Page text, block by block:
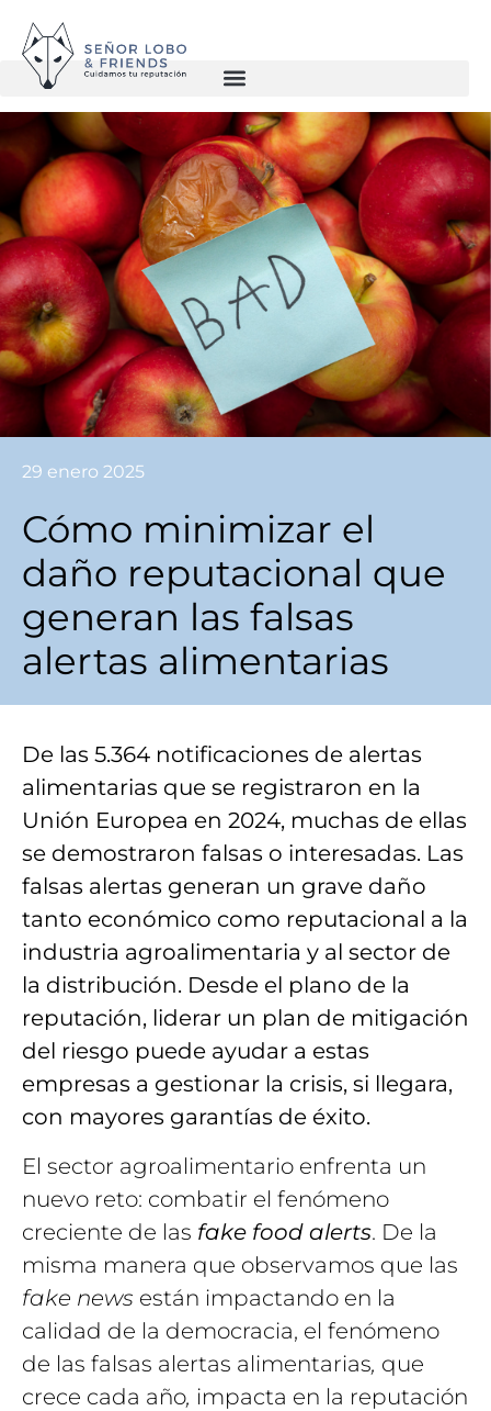
29 enero 2025
Cómo minimizar el
daño reputacional que
generan las falsas
alertas alimentarias
De las 5.364 notificaciones de alertas
alimentarias que se registraron en la
Unión Europea en 2024, muchas de ellas
se demostraron falsas o interesadas. Las
falsas alertas generan un grave daño
tanto económico como reputacional a la
industria agroalimentaria y al sector de
la distribución. Desde el plano de la
reputación, liderar un plan de mitigación
del riesgo puede ayudar a estas
empresas a gestionar la crisis, si llegara,
con mayores garantías de éxito.
El sector agroalimentario enfrenta un
nuevo reto: combatir el fenómeno
creciente de las fake food alerts. De la
misma manera que observamos que las
fake news están impactando en la
calidad de la democracia, el fenómeno
de las falsas alertas alimentarias, que
crece cada año, impacta en la reputación